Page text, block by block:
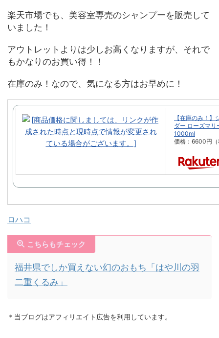
楽天市場でも、美容室専売のシャンプーを販売して
いました！
アウトレットよりは少しお高くなりますが、それで
もかなりのお買い得！！
在庫のみ！なので、気になる方はお早めに！
【在庫のみ！
ダー ローズマリ
1000ml
価格：6600円
ロハコ
こちらもチェック
福井県でしか買えない幻のおもち「はや川の羽
二重くるみ」
＊当ブログはアフィリエイト広告を利用しています。